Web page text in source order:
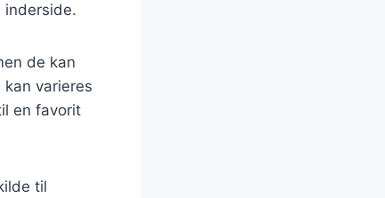
inderside.
de kan
varieres
en favorit
til